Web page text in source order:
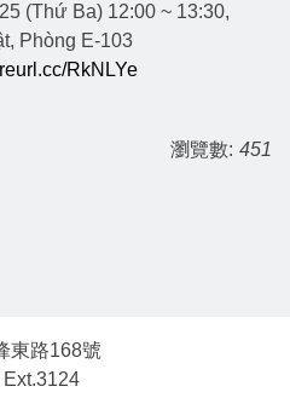
(Thứ Ba) 12:00 ~ 13:30,
Phòng E-103
RkNLYe
瀏覽數: 451
東路168號